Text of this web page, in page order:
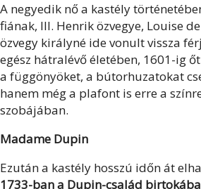
A negyedik nő a kastély
fiának, III. Henrik özvegye, Louise
özvegy királyné ide vonult vissza
egész hátralévő életében, 1601-ig
a függönyöket, a bútorhuzatokat
hanem még a plafont is erre a
szobájában.
Madame Dupin
Ezután a kastély hosszú időn át
1733-ban a Dupin-család